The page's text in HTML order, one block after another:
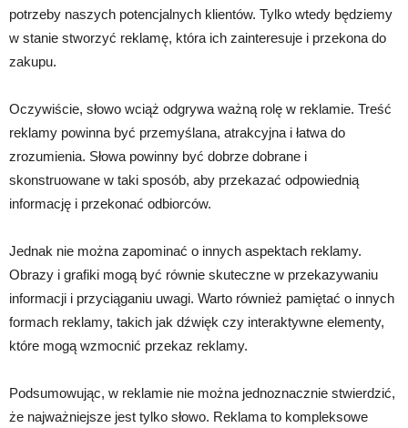
potrzeby naszych potencjalnych klientów. Tylko wtedy będziemy
w stanie stworzyć reklamę, która ich zainteresuje i przekona do
zakupu.
Oczywiście, słowo wciąż odgrywa ważną rolę w reklamie. Treść
reklamy powinna być przemyślana, atrakcyjna i łatwa do
zrozumienia. Słowa powinny być dobrze dobrane i
skonstruowane w taki sposób, aby przekazać odpowiednią
informację i przekonać odbiorców.
Jednak nie można zapominać o innych aspektach reklamy.
Obrazy i grafiki mogą być równie skuteczne w przekazywaniu
informacji i przyciąganiu uwagi. Warto również pamiętać o innych
formach reklamy, takich jak dźwięk czy interaktywne elementy,
które mogą wzmocnić przekaz reklamy.
Podsumowując, w reklamie nie można jednoznacznie stwierdzić,
że najważniejsze jest tylko słowo. Reklama to kompleksowe